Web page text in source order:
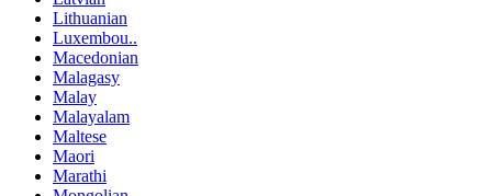
Lithuanian
Luxembou..
Macedonian
Malagasy
Malay
Malayalam
Maltese
Maori
Marathi